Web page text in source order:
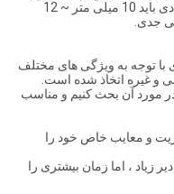
جلوگیری می شود ؛ سطح پایین مخزن فولادی باید 10 میلی متر ~ 12
جدی.
توجه به ویژگی های مختلف
و غیره اتخاذ شده است.
در مورد آن بحث کنیم و مناسب
و معایب خاص خود را
زیاد ، اما زمان بیشتری را